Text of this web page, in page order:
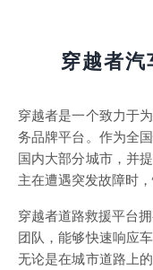
穿越者汽
穿越者是一个致力于
务品牌平台。作为全
国内大部分城市，并
主在遭遇突发故障时
穿越者道路救援平台
团队，能够快速响应
无论是在城市道路上